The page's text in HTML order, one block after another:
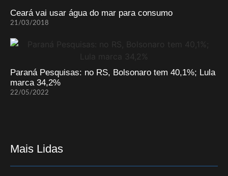
Ceará vai usar água do mar para consumo
21/03/2018
Paraná Pesquisas: no RS, Bolsonaro tem 40,1%; Lula
marca 34,2%
22/05/2022
Mais Lidas